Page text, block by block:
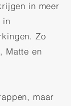
in meer
in
Zo
Matte en
maar